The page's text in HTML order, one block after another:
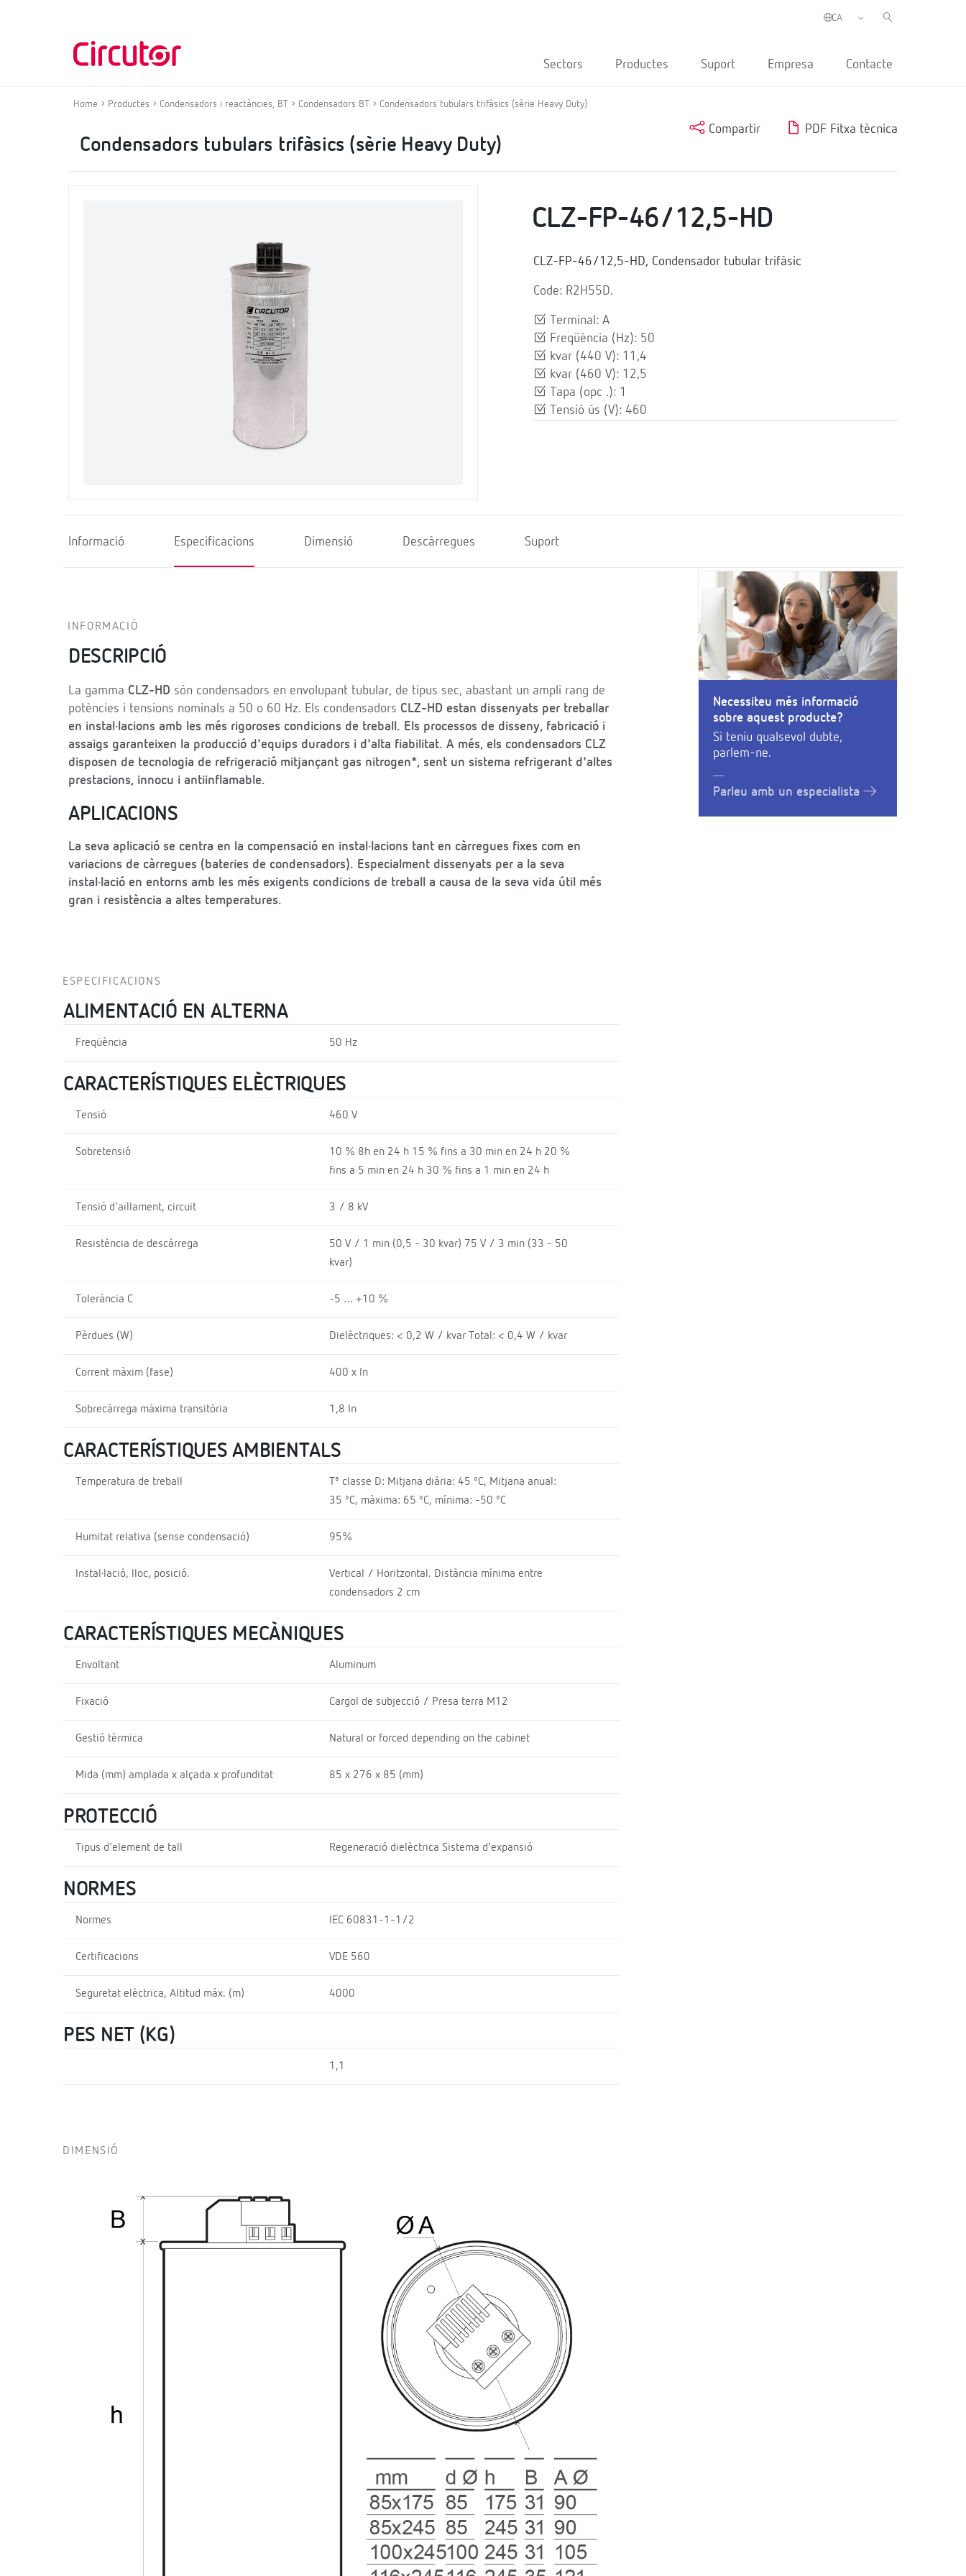
Sectors Productes Suport Empresa Contacte
Home Productes Condensadors i reactàncies, BT Condensadors BT Condensadors tubulars trifàsics (sèrie Heavy Duty)
Condensadors tubulars trifàsics (sèrie Heavy Duty)
Compartir PDF Fitxa tècnica
CLZ-FP-46/12,5-HD
CLZ-FP-46/12,5-HD, Condensador tubular trifàsic
Code: R2H55D.
Terminal: A
Freqüència (Hz): 50
kvar (440 V): 11,4
kvar (460 V): 12,5
Tapa (opc .): 1
Tensió ús (V): 460
Informació Especificacions Dimensió Descàrregues Suport
INFORMACIÓ
DESCRIPCIÓ
La gamma CLZ-HD són condensadors en envolupant tubular, de tipus sec, abastant un ampli rang de
potències i tensions nominals a 50 o 60 Hz. Els condensadors CLZ-HD estan dissenyats per treballar
en instal·lacions amb les més rigoroses condicions de treball. Els processos de disseny, fabricació i
assaigs garanteixen la producció d'equips duradors i d'alta fiabilitat. A més, els condensadors CLZ
disposen de tecnologia de refrigeració mitjançant gas nitrogen*, sent un sistema refrigerant d'altes
prestacions, innocu i antiinflamable.
APLICACIONS
La seva aplicació se centra en la compensació en instal·lacions tant en càrregues fixes com en
variacions de càrregues (bateries de condensadors). Especialment dissenyats per a la seva
instal·lació en entorns amb les més exigents condicions de treball a causa de la seva vida útil més
gran i resistència a altes temperatures.
Necessiteu més informació
sobre aquest producte?
Si teniu qualsevol dubte,
parlem-ne.
Parleu amb un especialista
ESPECIFICACIONS
ALIMENTACIÓ EN ALTERNA
Freqüència 50 Hz
CARACTERÍSTIQUES ELÈCTRIQUES
Tensió 460 V
Sobretensió
10 % 8h en 24 h 15 % fins a 30 min en 24 h 20 %
fins a 5 min en 24 h 30 % fins a 1 min en 24 h
Tensió d'aïllament, circuit 3 / 8 kV
Resistència de descàrrega
50 V / 1 min (0,5 - 30 kvar) 75 V / 3 min (33 - 50
kvar)
Tolerància C -5 … +10 %
Pèrdues (W) Dielèctriques: < 0,2 W / kvar Total: < 0,4 W / kvar
Corrent màxim (fase) 400 x In
Sobrecàrrega màxima transitòria 1,8 In
CARACTERÍSTIQUES AMBIENTALS
Temperatura de treball
Tª classe D: Mitjana diària: 45 ºC, Mitjana anual:
35 ºC, màxima: 65 ºC, mínima: -50 ºC
Humitat relativa (sense condensació) 95%
Instal·lació, lloc, posició.
Vertical / Horitzontal. Distància mínima entre
condensadors 2 cm
CARACTERÍSTIQUES MECÀNIQUES
Envoltant Aluminum
Fixació Cargol de subjecció / Presa terra M12
Gestió tèrmica Natural or forced depending on the cabinet
Mida (mm) amplada x alçada x profunditat 85 x 276 x 85 (mm)
PROTECCIÓ
Tipus d'element de tall Regeneració dielèctrica Sistema d'expansió
NORMES
Normes IEC 60831-1-1/2
Certificacions VDE 560
Seguretat elèctrica, Altitud màx. (m) 4000
PES NET (KG)
1,1
DIMENSIÓ